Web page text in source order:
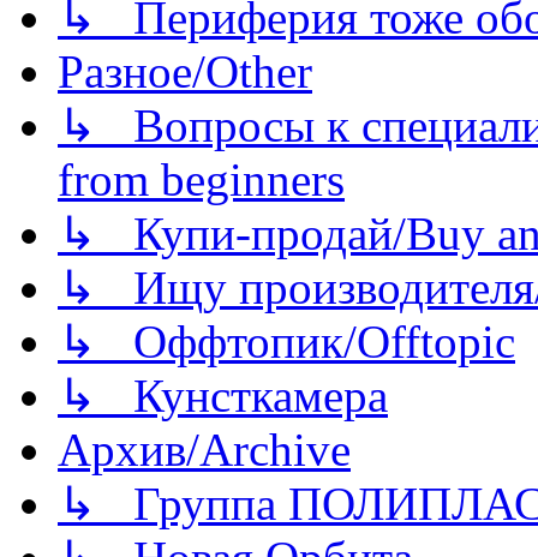
↳ Периферия тоже
Разное/Other
↳ Вопросы к
from beginners
↳ Купи-продай/Buy
↳ Ищу
↳ Оффтопик/Offtopic
↳ Кунсткамера
Архив/Archive
↳ Группа